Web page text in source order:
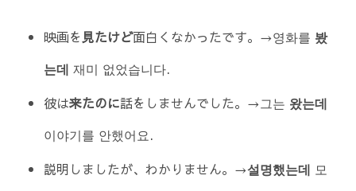
映画を見たけど面白くなかったです。→영화를 봤
는데 재미 없었습니다.
彼は来たのに話をしませんでした。→그는 왔는데
이야기를 안했어요.
説明しましたが、わかりません。→설명했는데 모